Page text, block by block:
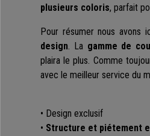
plusieurs coloris, parfait
Pour résumer nous avons
design. La gamme de
plaira le plus. Comme
avec le meilleur service du
• Design exclusif
• Structure et piétement